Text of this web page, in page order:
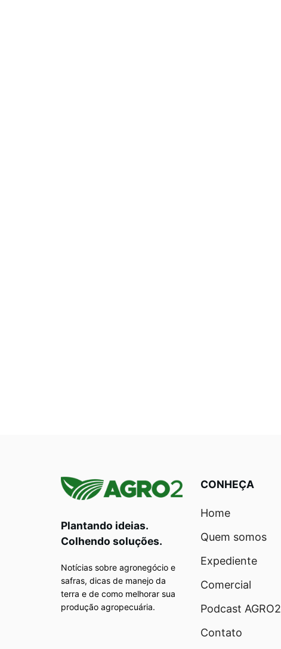
Plantando ideias.
Colhendo soluções.
Notícias sobre agronegócio e
safras, dicas de manejo da
terra e de como melhorar sua
produção agropecuária.
CONHEÇA
Home
Quem somos
Expediente
Comercial
Podcast AGRO2
Contato